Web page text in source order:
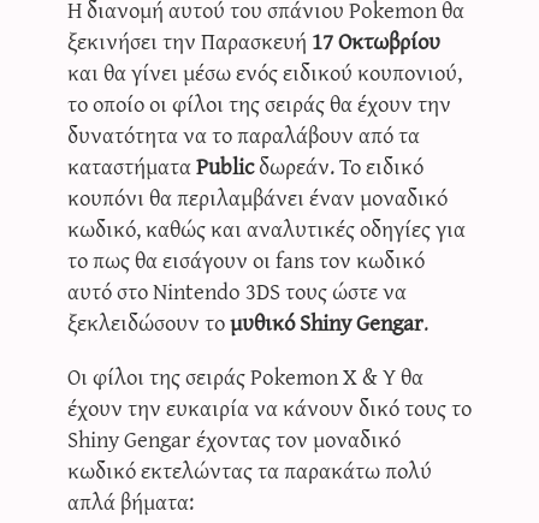
Η διανομή αυτού του σπάνιου Pokemon θα
ξεκινήσει την Παρασκευή17 Οκτωβρίου
και θα γίνει μέσω ενός ειδικού κουπονιού,
το οποίο οι φίλοι της σειράς θα έχουν την
δυνατότητα να το παραλάβουν από τα
καταστήματαPublicδωρεάν. Το ειδικό
κουπόνι θα περιλαμβάνει έναν μοναδικό
κωδικό, καθώς και αναλυτικές οδηγίες για
το πως θα εισάγουν οι fans τον κωδικό
αυτό στο Nintendo 3DS τους ώστε να
ξεκλειδώσουν τομυθικό Shiny Gengar.
Οι φίλοι της σειράς Pokemon X & Y θα
έχουν την ευκαιρία να κάνουν δικό τους το
Shiny Gengar έχοντας τον μοναδικό
κωδικό εκτελώντας τα παρακάτω πολύ
απλά βήματα: